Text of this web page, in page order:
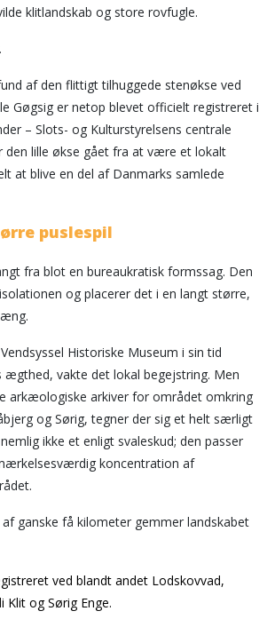
klitlandskab og store rovfugle.
af den flittigt tilhuggede stenøkse ved
Gøgsig er netop blevet officielt registreret i
– Slots- og Kulturstyrelsens centrale
den lille økse gået fra at være et lokalt
at blive en del af Danmarks samlede
puslespil
fra blot en bureaukratisk formssag. Den
og placerer det i en langt større,
Historiske Museum i sin tid
vakte det lokal begejstring. Men
arkæologiske arkiver for området omkring
og Sørig, tegner der sig et helt særligt
ikke et enligt svaleskud; den passer
koncentration af
ganske få kilometer gemmer landskabet
ved blandt andet Lodskovvad,
Klit og Sørig Enge.